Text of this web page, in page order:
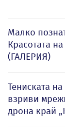
Малко
Красотата
(ГАЛЕРИЯ)
Тениската
взриви
дрона край